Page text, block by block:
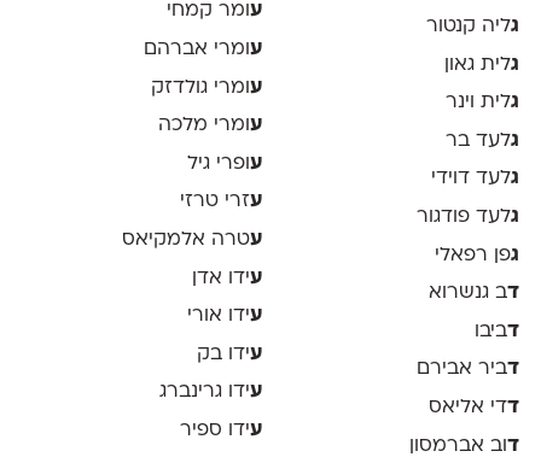
גליה קנטור
גלית גאון
גלית וינר
גלעד בר
גלעד דוידי
גלעד פודגור
גפן רפאלי
דב גנשרוא
דביבו
דביר אבירם
דדי אליאס
דוב אברמסון
עומר קמחי
ע ומרי אברהם
ע ומרי גולדזק
עומרי מלכה
ע ופרי גיל
עזרי טרזי
עטרה אלמקיאס
עידו אדן
עידו אורי
עידו בק
עידו גרינברג
עידו ספיר